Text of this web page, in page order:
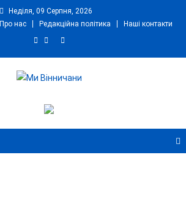
Неділя, 09 Серпня, 2026
Про нас Редакційна політика Наші контакти